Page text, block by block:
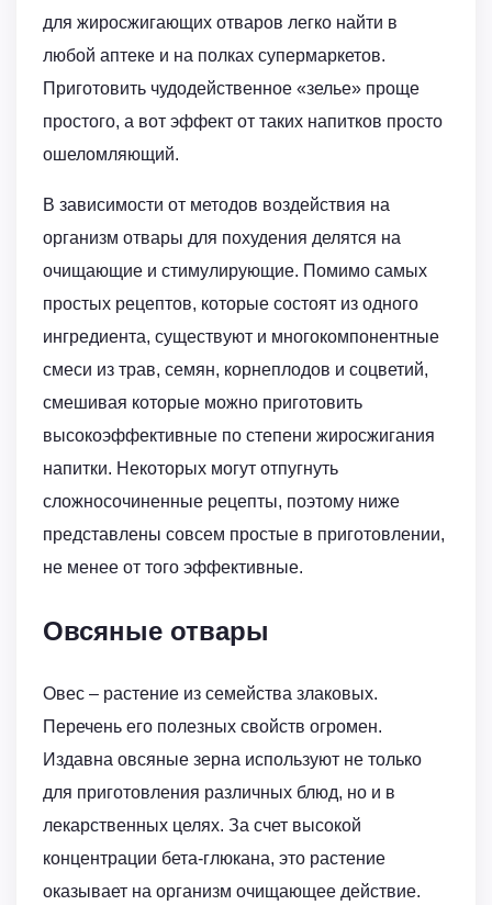
для жиросжигающих отваров легко найти в
любой аптеке и на полках супермаркетов.
Приготовить чудодейственное «зелье» проще
простого, а вот эффект от таких напитков просто
ошеломляющий.
В зависимости от методов воздействия на
организм отвары для похудения делятся на
очищающие и стимулирующие. Помимо самых
простых рецептов, которые состоят из одного
ингредиента, существуют и многокомпонентные
смеси из трав, семян, корнеплодов и соцветий,
смешивая которые можно приготовить
высокоэффективные по степени жиросжигания
напитки. Некоторых могут отпугнуть
сложносочиненные рецепты, поэтому ниже
представлены совсем простые в приготовлении,
не менее от того эффективные.
Овсяные отвары
Овес – растение из семейства злаковых.
Перечень его полезных свойств огромен.
Издавна овсяные зерна используют не только
для приготовления различных блюд, но и в
лекарственных целях. За счет высокой
концентрации бета-глюкана, это растение
оказывает на организм очищающее действие.